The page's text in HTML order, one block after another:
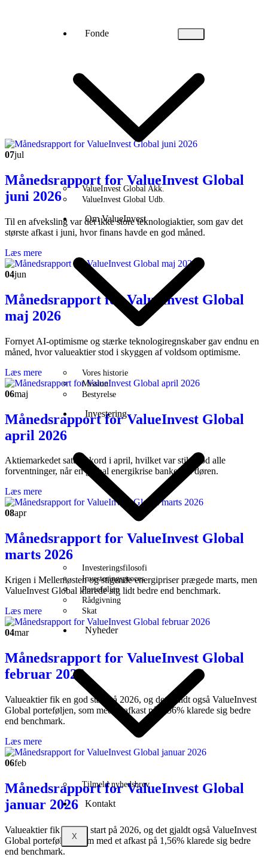
Fonde
ValueInvest Global Akk.
ValueInvest Global Udb.
Om ValueInvest
Vores historie
Mission
Bestyrelse
Investering
Investeringsfilosofi
Investeringsproces
Porteføljen
Rådgivning
Skat
Nyheder
Tilmeld nyhedsbrev
Kontakt
X
07jul
Månedsrapport for ValueInvest Global
juni 2026
Til en afveksling var det ikke store teknologiaktier, som gav det
største afkast i juni, hvor finans havde en god måned.
Læs mere
04jun
Månedsrapport for ValueInvest Global
maj 2026
Fornyet AI-optimisme og stærke teknologiregnskaber gav endnu en
måned, hvor valueaktier stod i skyggen af voldsom optimisme.
Læs mere
06maj
Månedsrapport for ValueInvest Global
april 2026
Aktiemarkedet satte rekord i april, hvilket var stik mod alle
forventninger, når en global energikrise banker på døren.
Læs mere
08apr
Månedsrapport for ValueInvest Global
marts 2026
Krigen i Mellemøsten og stigende energipriser prægede marts, men
ValueInvest Global klarede sig lidt bedre end benchmark.
Læs mere
04mar
Månedsrapport for ValueInvest Global
februar 2026
Valueaktier fik en god start på 2026, og det gjaldt også ValueInvest
Global porteføljen, som med et afkast på 1,56% klarede sig bedre
end benchmark.
Læs mere
06feb
Månedsrapport for ValueInvest Global
januar 2026
Valueaktier fik en god start på 2026, og det gjaldt også ValueInvest
Global porteføljen, som med et afkast på 1,56% klarede sig bedre
end benchmark.